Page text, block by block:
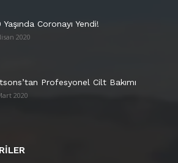
Yaşında Coronayı Yendi!
2020
Profesyonel Cilt Bakımı
2020